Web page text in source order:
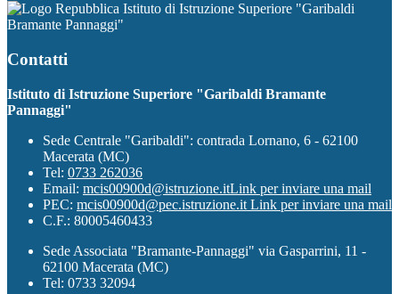
Istituto di Istruzione Superiore "Garibaldi
Bramante Pannaggi"
Contatti
Istituto di Istruzione Superiore "Garibaldi Bramante
Pannaggi"
Sede Centrale "Garibaldi": contrada Lornano, 6 - 62100
Macerata (MC)
Tel: 0733 262036
Email: mcis00900d@istruzione.itLink per inviare una mail
PEC: mcis00900d@pec.istruzione.it Link per inviare una mail
C.F.: 80005460433
Sede Associata "Bramante-Pannaggi" via Gasparrini, 11 -
62100 Macerata (MC)
Tel: 0733 32094